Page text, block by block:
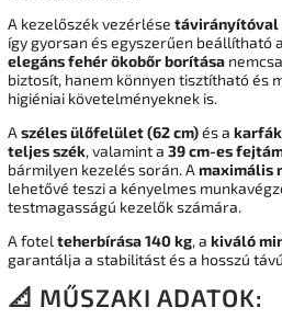
A kezelőszék vezérlése távirányítóval
így gyorsan és egyszerűen beállítható
elegáns fehér ökobőr borítása
biztosít, hanem könnyen tisztítható és
higiéniai követelményeknek is.
A széles ülőfelület (62 cm)és a
teljes szék, valamint a 39 cm-es
bármilyen kezelés során. A maximális
lehetővé teszi a kényelmes
testmagasságú kezelők számára.
A fotel teherbírása 140 kg, a kiváló
garantálja a stabilitást és a hosszú
📐 MŰSZAKI ADATOK: